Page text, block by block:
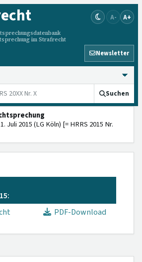
im Strafrecht
A- A+
Newsletter
Suchen
Juli 2015 (LG Köln) [= HRRS 2015 Nr.
PDF-Download